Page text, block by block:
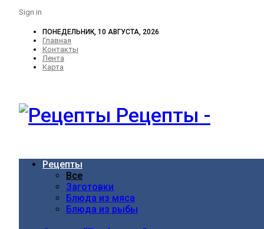
Sign in
ПОНЕДЕЛЬНИК, 10 АВГУСТА, 2026
Главная
Контакты
Лента
Карта
Рецепты -
Рецепты
Все
Заготовки
Блюда из мяса
Блюда из рыбы